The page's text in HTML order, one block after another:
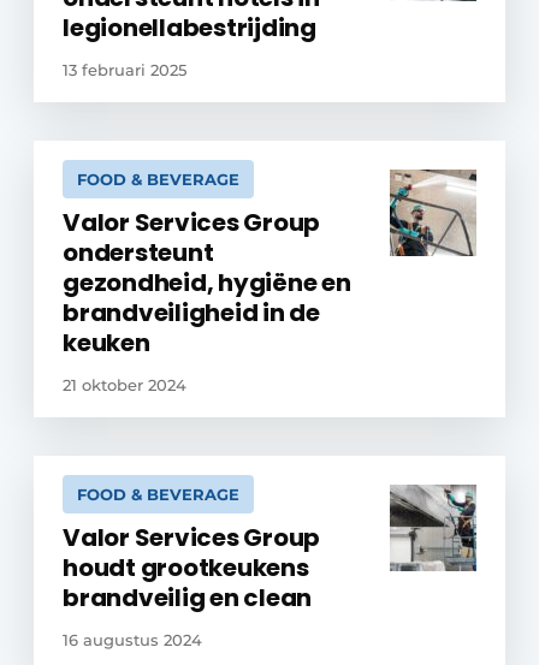
legionellabestrijding
13 februari 2025
FOOD & BEVERAGE
Valor Services Group
ondersteunt
gezondheid, hygiëne en
brandveiligheid in de
keuken
21 oktober 2024
FOOD & BEVERAGE
Valor Services Group
houdt grootkeukens
brandveilig en clean
16 augustus 2024